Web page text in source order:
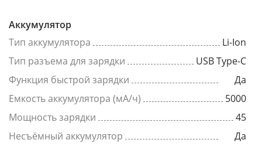
Аккумулятор
Тип аккумулятора
Li-Ion
Тип разъема для зарядки
USB Type-C
Функция быстрой зарядки
Да
Емкость аккумулятора (мА/ч)
5000
Мощность зарядки
45
Несъёмный аккумулятор
Да